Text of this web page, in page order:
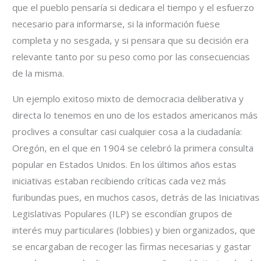
que el pueblo pensaría si dedicara el tiempo y el esfuerzo
necesario para informarse, si la información fuese
completa y no sesgada, y si pensara que su decisión era
relevante tanto por su peso como por las consecuencias
de la misma.
Un ejemplo exitoso mixto de democracia deliberativa y
directa lo tenemos en uno de los estados americanos más
proclives a consultar casi cualquier cosa a la ciudadanía:
Oregón, en el que en 1904 se celebró la primera consulta
popular en Estados Unidos. En los últimos años estas
iniciativas estaban recibiendo críticas cada vez más
furibundas pues, en muchos casos, detrás de las Iniciativas
Legislativas Populares (ILP) se escondían grupos de
interés muy particulares (lobbies) y bien organizados, que
se encargaban de recoger las firmas necesarias y gastar